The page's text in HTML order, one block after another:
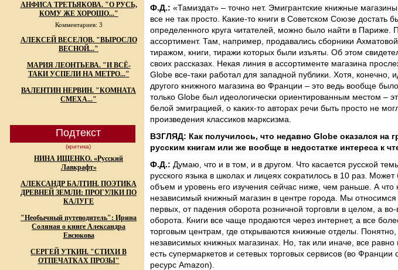
АНФИСА ТРЕТЬЯКОВА. "О РУСЬ,
КОМУ ЖЕ ХОРОШО..."
Комментариев: 3
АЛЕКСЕЙ ВЕСЕЛОВ. "ВЫРОСЛО
ВЕСНОЙ..."
МАРИЯ ЛЕОНТЬЕВА. "И ВСЁ-
ТАКИ УСПЕЛИ НА МЕТРО..."
ВАЛЕНТИН НЕРВИН. "КОМНАТА
СМЕХА..."
Подтекст
(критика)
НИНА ИЩЕНКО. «Русский
Лавкрафт»
АЛЕКСАНДР БАЛТИН. ПОЭТИКА
ДРЕВНЕЙ ЗЕМЛИ: ПРОГУЛКИ ПО
КАЛУГЕ
"Необычный путеводитель": Ирина
Соляная о книге Александра
Евсюкова
СЕРГЕЙ УТКИН. "СТИХИ В
ОТПЕЧАТКАХ ПРОЗЫ"
Ф.Д.: «Тамиздат» – точно нет. Эмигрантские книжные
все не так просто. Какие-то книги в Советском Союзе
определенного круга читателей, можно было найти в Париже.
ассортимент. Там, например, продавались сборники
тиражом, книги, тиражи которых были изъяты. Об этом
своих рассказах. Некая линия в ассортименте магазина
Globe все-таки работал для западной публики. Хотя,
другого книжного магазина во Франции – это ведь вообще
только Globe был идеологически ориентированным местом –
белой эмиграцией, о каких-то авторах речи быть просто не
произведения классиков марксизма.
ВЗГЛЯД: Как получилось, что недавно Globe оказался на
русским книгам или же вообще в недостатке интереса к
Ф.Д.: Думаю, что и в том, и в другом. Что касается русской
русского языка в школах и лицеях сократилось в 10 раз.
объем и уровень его изучения сейчас ниже, чем раньше. А
независимый книжный магазин в центре города. Мы относимся
первых, от падения оборота розничной торговли в целом, а
оборота. Книги все чаще продаются через интернет, а все
торговым центрам, где открываются книжные отделы.
независимых книжных магазинах. Но, так или иначе, все
есть супермаркетов и сетевых торговых сервисов (во
ресурс Amazon).